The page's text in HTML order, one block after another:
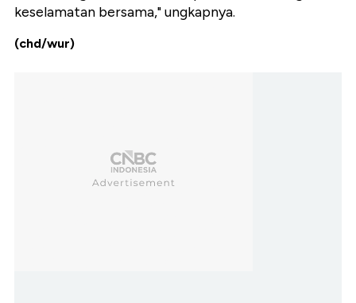
keselamatan bersama," ungkapnya.
(chd/wur)